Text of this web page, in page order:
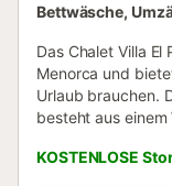
Bettwäsche,
Das Chalet Villa
Menorca und
Urlaub brauchen.
besteht aus
und bietet somit
KOSTENLOSE